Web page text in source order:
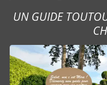
UN GUIDE